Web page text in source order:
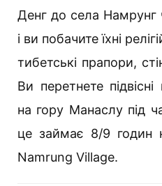
Денг до села Намрунг
і ви побачите їхні
тибетські прапори,
Ви перетнете
на гору Манаслу під
це займає 8/9 годин
Namrung Village.